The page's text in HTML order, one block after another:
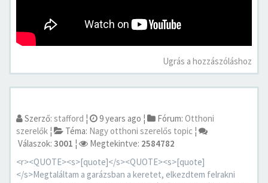
Ugrás a hozzászóláshoz
Szerző: stafford ¦ 9 years ago ¦ Fórum: Otthoni
szerelők ¦ Téma: Nagy otthoni szerelős topic ¦
Válaszok: 3001 ¦ Megtekintve: 2584782
<r><QUOTE><s>[quote]</s><QUOTE><s>[quote]
</s>Megtaláltam a garázsban a keretet, elkezdtem felrakni